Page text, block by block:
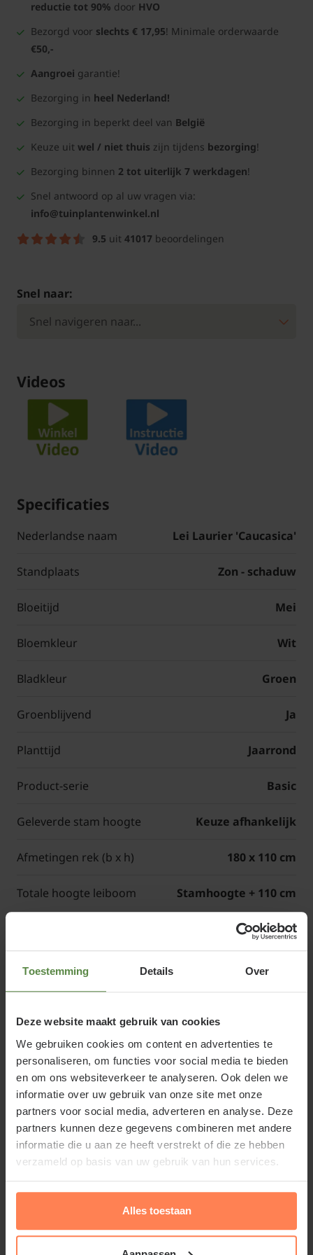
Toestemming Details Over
Deze website maakt gebruik van cookies
We gebruiken cookies om content en advertenties te
personaliseren, om functies voor social media te bieden
en om ons websiteverkeer te analyseren. Ook delen we
informatie over uw gebruik van onze site met onze
partners voor social media, adverteren en analyse. Deze
partners kunnen deze gegevens combineren met andere
informatie die u aan ze heeft verstrekt of die ze hebben
verzameld op basis van uw gebruik van hun services.
Alles toestaan
reductie tot 90% door HVO
Bezorgd voor slechts € 17,95! Minimale orderwaarde
€50,-
Aangroei garantie!
Bezorging in heel Nederland!
Bezorging in beperkt deel van België
Keuze uit wel / niet thuis zijn tijdens bezorging!
Bezorging binnen 2 tot uiterlijk 7 werkdagen!
Snel antwoord op al uw vragen via:
info@tuinplantenwinkel.nl
9.5 uit 41017 beoordelingen
Snel naar:
Videos
Specificaties
Nederlandse naam Lei Laurier 'Caucasica'
Standplaats Zon - schaduw
Bloeitijd Mei
Bloemkleur Wit
Bladkleur Groen
Groenblijvend Ja
Planttijd Jaarrond
Product-serie Basic
Geleverde stam hoogte Keuze afhankelijk
Afmetingen rek (b x h) 180 x 110 cm
Totale hoogte leiboom Stamhoogte + 110 cm
(Basic)
Te overbruggen afstand
maximaal
Maximale tussenruimte 60 cm
Artikelcode 75R11-4120
Lei-Prunus laurocerasus 'Caucasica'
of Lei-Laurier